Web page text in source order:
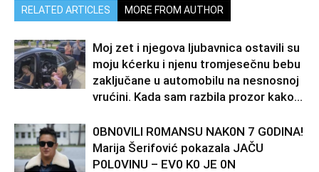
RELATED ARTICLES MORE FROM AUTHOR
Moj zet i njegova ljubavnica ostavili su
moju kćerku i njenu tromjesečnu bebu
zaključane u automobilu na nesnosnoj
vrućini. Kada sam razbila prozor kako...
0BN0VlLl R0MANSU NAK0N 7 G0DlNA!
Marija Šerifović pokazala JAČU
P0L0VINU – EV0 K0 JE 0N